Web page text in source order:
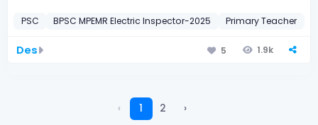
PSC BPSC MPEMR Electric Inspector-2025 Primary Teacher
Des 5 1.9k
‹ 1 2 ›